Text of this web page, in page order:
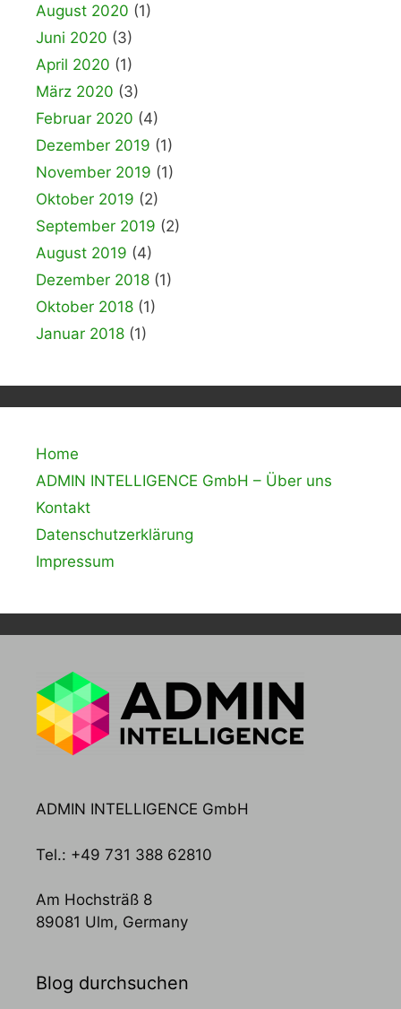
August 2020 (1)
Juni 2020 (3)
April 2020 (1)
März 2020 (3)
Februar 2020 (4)
Dezember 2019 (1)
November 2019 (1)
Oktober 2019 (2)
September 2019 (2)
August 2019 (4)
Dezember 2018 (1)
Oktober 2018 (1)
Januar 2018 (1)
Home
ADMIN INTELLIGENCE GmbH – Über uns
Kontakt
Datenschutzerklärung
Impressum
ADMIN INTELLIGENCE GmbH
Tel.: +49 731 388 62810
Am Hochsträß 8
89081 Ulm, Germany
Blog durchsuchen